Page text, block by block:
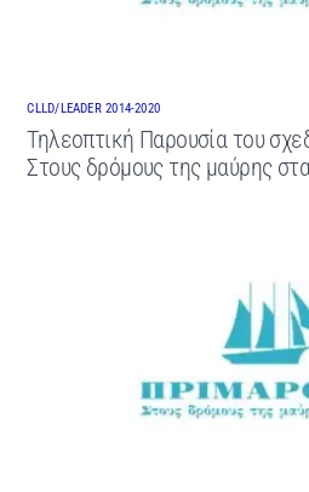
CLLD/LEADER 2014-2020
Τηλεοπτική Παρουσία του
Στους δρόμους της μαύρης